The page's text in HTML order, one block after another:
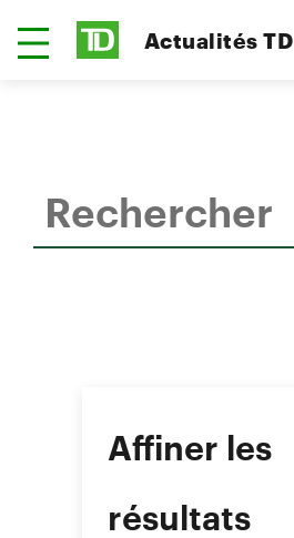
Actualités TD
Affiner les
résultats